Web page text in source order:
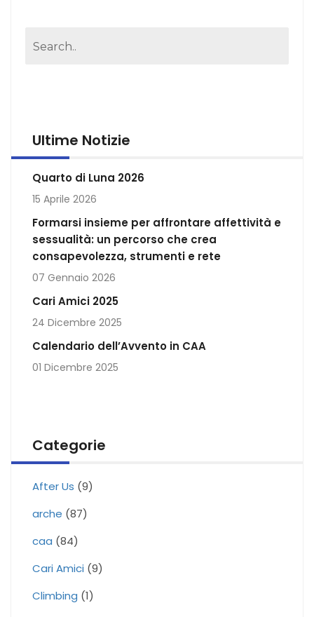
Ultime Notizie
Quarto di Luna 2026
15 Aprile 2026
Formarsi insieme per affrontare affettività e
sessualità: un percorso che crea
consapevolezza, strumenti e rete
07 Gennaio 2026
Cari Amici 2025
24 Dicembre 2025
Calendario dell’Avvento in CAA
01 Dicembre 2025
Categorie
After Us (9)
arche (87)
caa (84)
Cari Amici (9)
Climbing (1)